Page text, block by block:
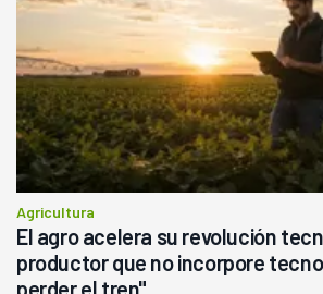
Agricultura
El agro acelera su revolución
productor que no incorpore